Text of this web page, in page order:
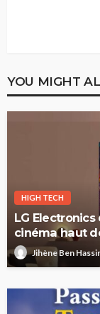
YOU MIGHT
HIGH TECH
LG
cinéma haut
evoJihène Ben